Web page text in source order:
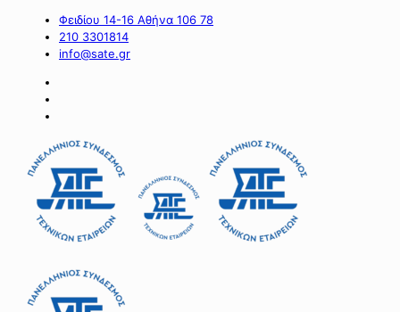
Φειδίου 14-16 Αθήνα 106 78
210 3301814
info@sate.gr